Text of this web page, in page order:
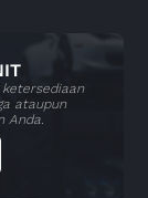
ataupun
Anda.